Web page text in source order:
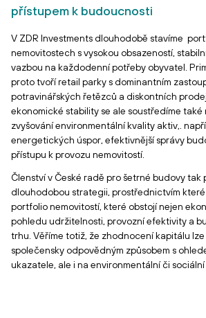
přístupem k budoucnosti
V ZDR Investments dlouhodobě stavíme
nemovitostech s vysokou obsazeností,
vazbou na každodenní potřeby obyvatel.
proto tvoří retail parky s dominantním
potravinářských řetězců a diskontních
ekonomické stability se ale soustředíme také
zvyšování environmentální kvality aktiv,.
energetických úspor, efektivnější správy
přístupu k provozu nemovitostí.
Členství v České radě pro šetrné budovy tak
dlouhodobou strategii, prostřednictvím
portfolio nemovitostí, které obstojí nejen
pohledu udržitelnosti, provozní efektivity a
trhu. Věříme totiž, že zhodnocení kapitálu
společensky odpovědným způsobem s
ukazatele, ale i na environmentální či sociální